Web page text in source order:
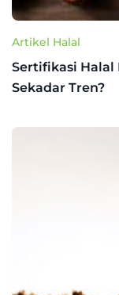
Artikel Halal
Sertifikasi Halal
Sekadar Tren?